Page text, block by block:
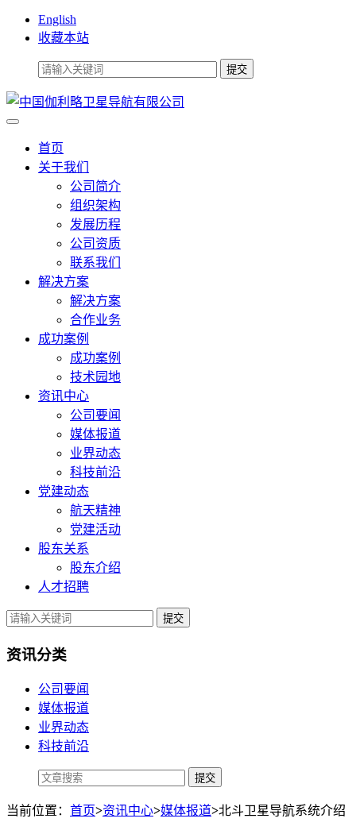
English
收藏本站
首页
关于我们
公司简介
组织架构
发展历程
公司资质
联系我们
解决方案
解决方案
合作业务
成功案例
成功案例
技术园地
资讯中心
公司要闻
媒体报道
业界动态
科技前沿
党建动态
航天精神
党建活动
股东关系
股东介绍
人才招聘
提交
资讯分类
公司要闻
媒体报道
业界动态
科技前沿
当前位置： 首页>资讯中心>媒体报道>北斗卫星导航系统介绍